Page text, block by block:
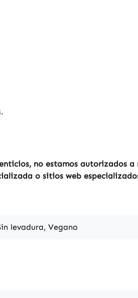
no estamos autorizados
o sitios web
levadura, Vegano